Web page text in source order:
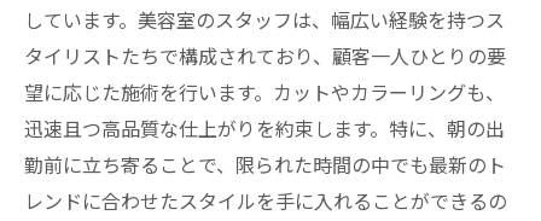
しています。美容室のスタッフは、幅広い経験を持つス
タイリストたちで構成されており、顧客一人ひとりの要
望に応じた施術を行います。カットやカラーリングも、
迅速且つ高品質な仕上がりを約束します。特に、朝の出
勤前に立ち寄ることで、限られた時間の中でも最新のト
レンドに合わせたスタイルを手に入れることができるの